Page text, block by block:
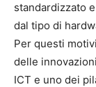
standardizzato
dal tipo di
Per questi
delle
ICT e uno dei